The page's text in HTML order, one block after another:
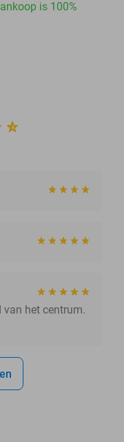
is 100%
van het centrum.